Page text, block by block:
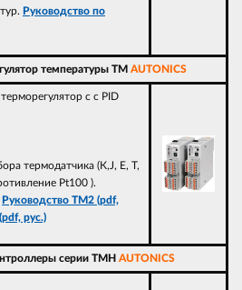
Руководство по
температуры TM AUTONICS
с с PID
термодатчика (К,J, E, T,
Pt100 ).
Руководство TM2 (pdf,
рус.)
серии TMH AUTONICS